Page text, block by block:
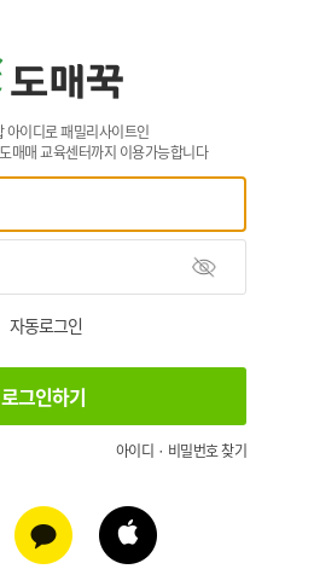
아이디로 패밀리사이트인
매매 교육센터까지 이용가능합니다
자동로그인
아이디 · 비밀번호 찾기